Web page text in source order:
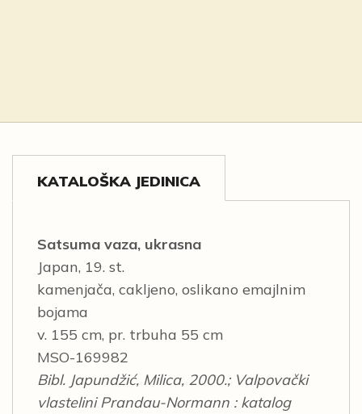
KATALOŠKA JEDINICA
Satsuma vaza, ukrasna
Japan, 19. st.
kamenjača, cakljeno, oslikano emajlnim
bojama
v. 155 cm, pr. trbuha 55 cm
MSO-169982
Bibl. Japundžić, Milica, 2000.; Valpovački
vlastelini Prandau-Normann : katalog